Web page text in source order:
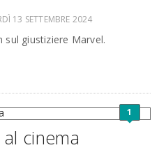
13 SETTEMBRE 2024
giustiziere Marvel.
1
cinema